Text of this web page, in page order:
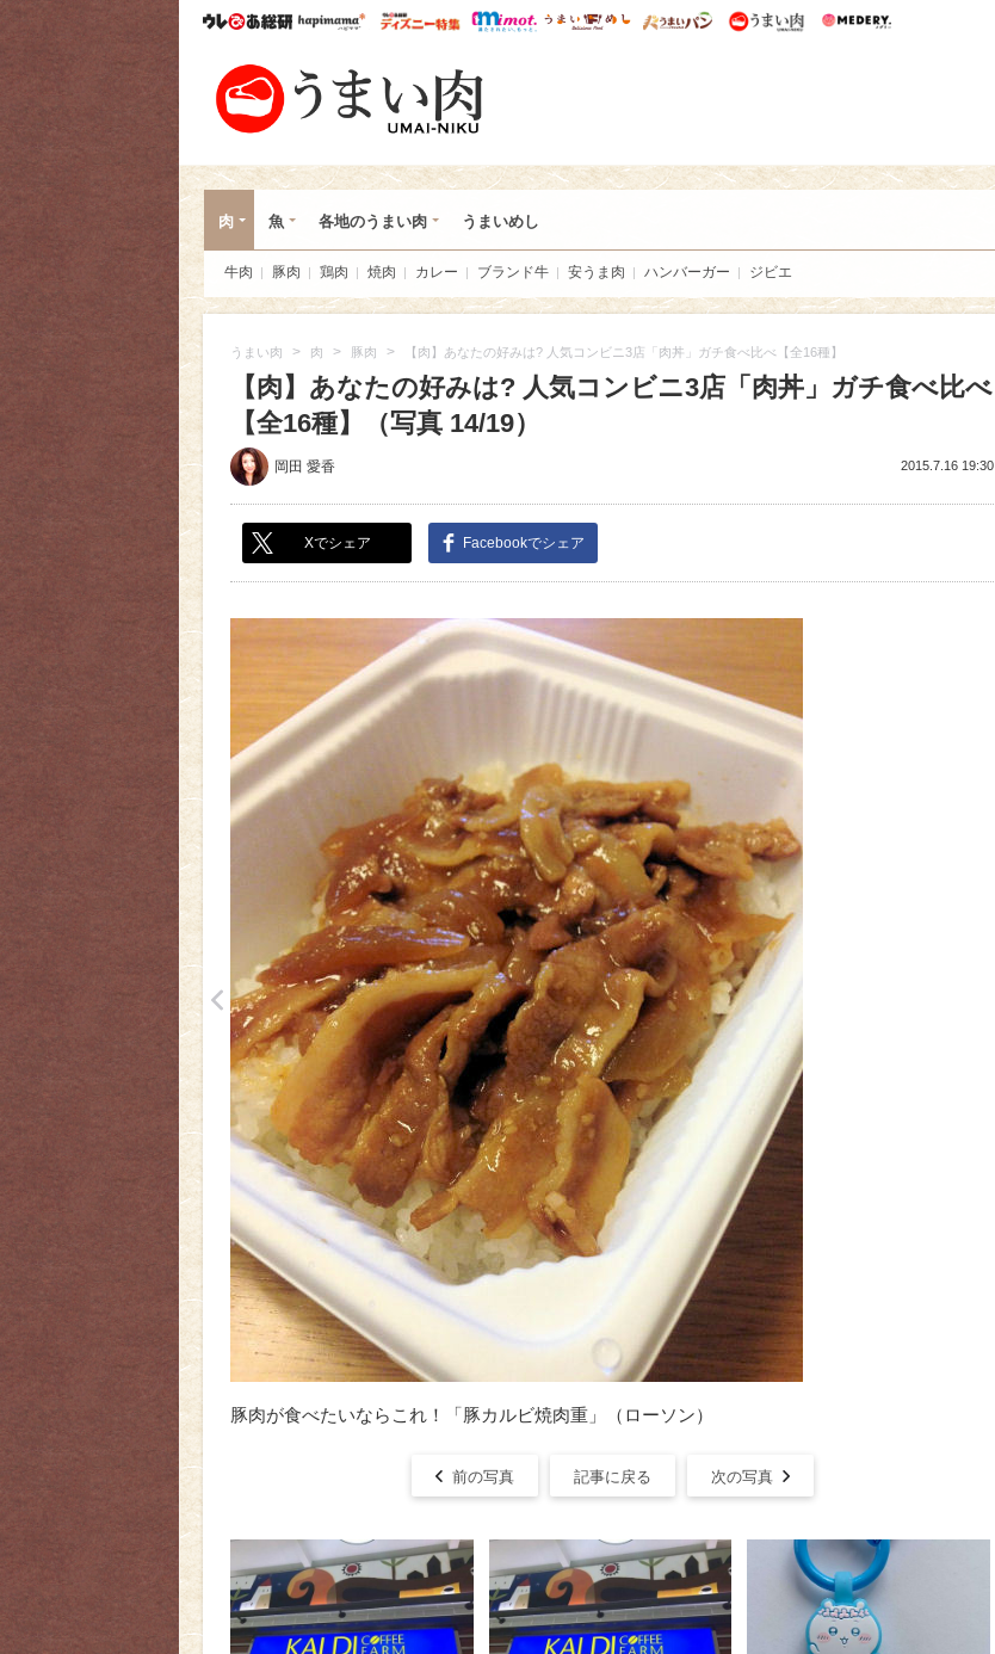
ウレぴあ総研ハピママ* ウレぴあ総研 ディズニー特集
mimot. うまいめし うまいパン うまい肉
肉 魚 各地のうまい肉 うまいめし
牛肉 豚肉 鶏肉 焼肉 カレー ブランド牛 安うま肉 ハンバーガー ジビエ
うまい肉 > 肉 > 豚肉 > 【肉】あなたの好みは? 人気コンビニ3店「肉丼」ガチ食べ比べ【全16種】
【肉】あなたの好みは? 人気コンビニ3店「肉丼」ガチ食べ比べ
【全16種】（写真 14/19）
岡田 愛香 2015.7.16 19:30
Xでシェア Facebookでシェア
豚肉が食べたいならこれ！「豚カルビ焼肉重」（ローソン）
前の写真 記事に戻る 次の写真